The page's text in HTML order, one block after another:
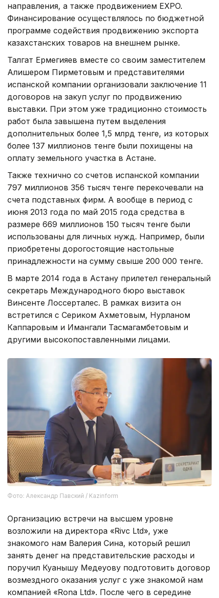
направления, а также продвижением EXPO.
Финансирование осуществлялось по бюджетной
программе содействия продвижению экспорта
казахстанских товаров на внешнем рынке.
Талгат Ермегияев вместе со своим заместителем
Алишером Пирметовым и представителями
испанской компании организовали заключение 11
договоров на закуп услуг по продвижению
выставки. При этом уже традиционно стоимость
работ была завышена путем выделения
дополнительных более 1,5 млрд тенге, из которых
более 137 миллионов тенге были похищены на
оплату земельного участка в Астане.
Также технично со счетов испанской компании
797 миллионов 356 тысяч тенге перекочевали на
счета подставных фирм. А вообще в период с
июня 2013 года по май 2015 года средства в
размере 669 миллионов 150 тысяч тенге были
использованы для личных нужд. Например, были
приобретены дорогостоящие настольные
принадлежности на сумму свыше 200 000 тенге.
В марте 2014 года в Астану прилетел генеральный
секретарь Международного бюро выставок
Винсенте Лоссерталес. В рамках визита он
встретился с Сериком Ахметовым, Нурланом
Каппаровым и Имангали Тасмагамбетовым и
другими высокопоставленными лицами.
Фото: Александр Павский / Kazinform
Организацию встречи на высшем уровне
возложили на директора «Rivc Ltd», уже
знакомого нам Валерия Сина, который решил
занять денег на представительские расходы и
поручил Куанышу Медеуову подготовить договор
возмездного оказания услуг с уже знакомой нам
компанией «Rona Ltd». После чего в середине